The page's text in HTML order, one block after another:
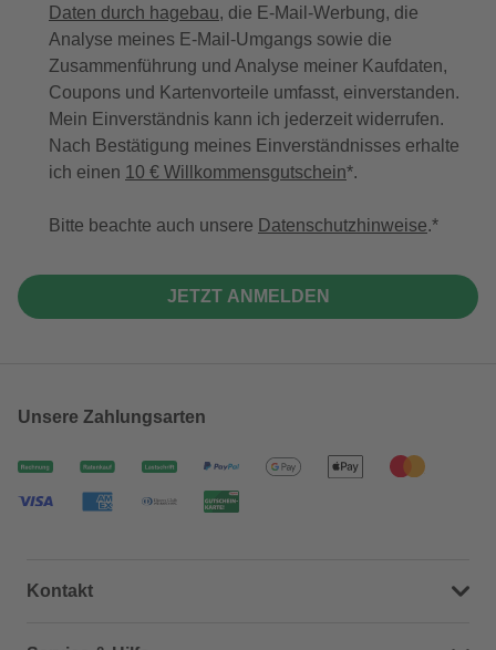
Daten durch hagebau, die E-Mail-Werbung, die
Analyse meines E-Mail-Umgangs sowie die
Zusammenführung und Analyse meiner Kaufdaten,
Coupons und Kartenvorteile umfasst, einverstanden.
Mein Einverständnis kann ich jederzeit widerrufen.
Nach Bestätigung meines Einverständnisses erhalte
ich einen 10 € Willkommensgutschein*.
Bitte beachte auch unsere Datenschutzhinweise.
JETZT ANMELDEN
Unsere Zahlungsarten
Kontakt